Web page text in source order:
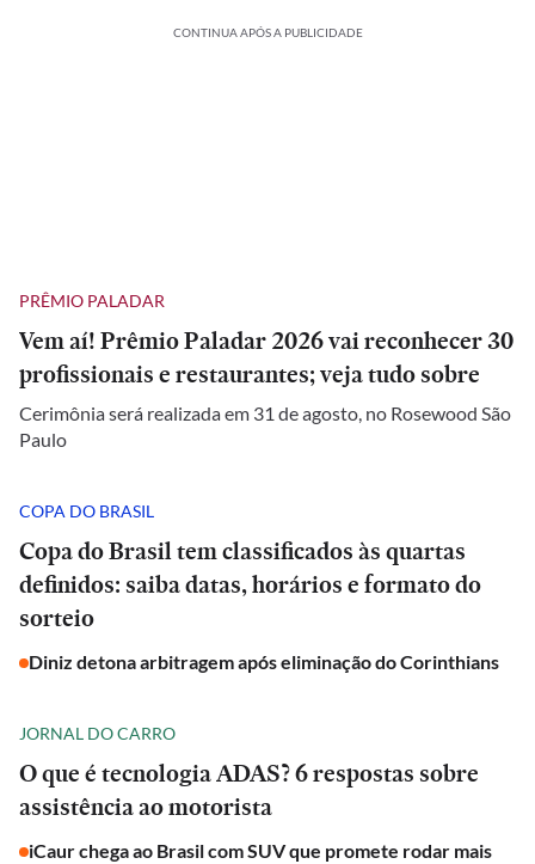
CONTINUA APÓS A PUBLICIDADE
PRÊMIO PALADAR
Vem aí! Prêmio Paladar 2026 vai reconhecer 30
profissionais e restaurantes; veja tudo sobre
Cerimônia será realizada em 31 de agosto, no Rosewood São
Paulo
COPA DO BRASIL
Copa do Brasil tem classificados às quartas
definidos: saiba datas, horários e formato do
sorteio
Diniz detona arbitragem após eliminação do Corinthians
JORNAL DO CARRO
O que é tecnologia ADAS? 6 respostas sobre
assistência ao motorista
iCaur chega ao Brasil com SUV que promete rodar mais